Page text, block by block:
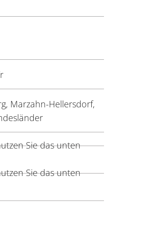
Marzahn-Hellersdorf,
Sie das unten
Sie das unten